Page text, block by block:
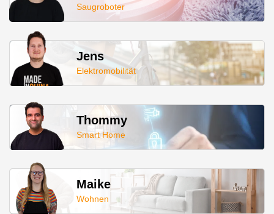
Saugroboter
Jens
Elektromobilität
Thommy
Smart Home
Maike
Wohnen